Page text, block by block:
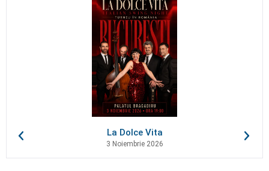
La Dolce Vita
3 Noiembrie 2026